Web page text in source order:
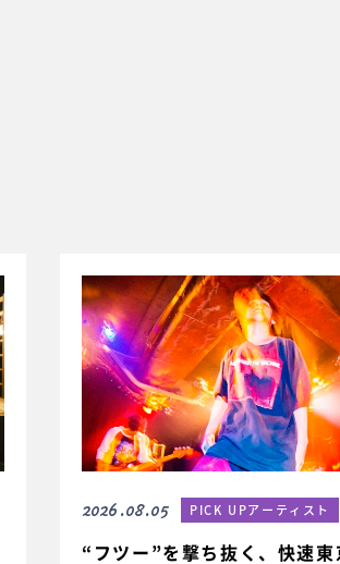
2026.08.05 PICK UPアーティスト
“フツー”を撃ち抜く、快速東